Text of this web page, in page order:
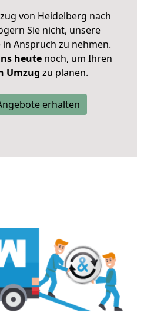
von Heidelberg nach
Sie nicht, unsere
Anspruch zu nehmen.
heutenoch, um Ihren
Umzug zu planen.
erhalten